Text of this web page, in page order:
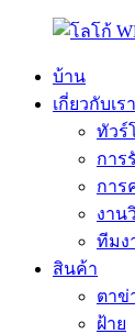
บ้าน
เกี่ยวกับเรา
ทัวร์
การ
กา
งาน
ทีมง
สินค้า
ตาข่
ฝ้าย